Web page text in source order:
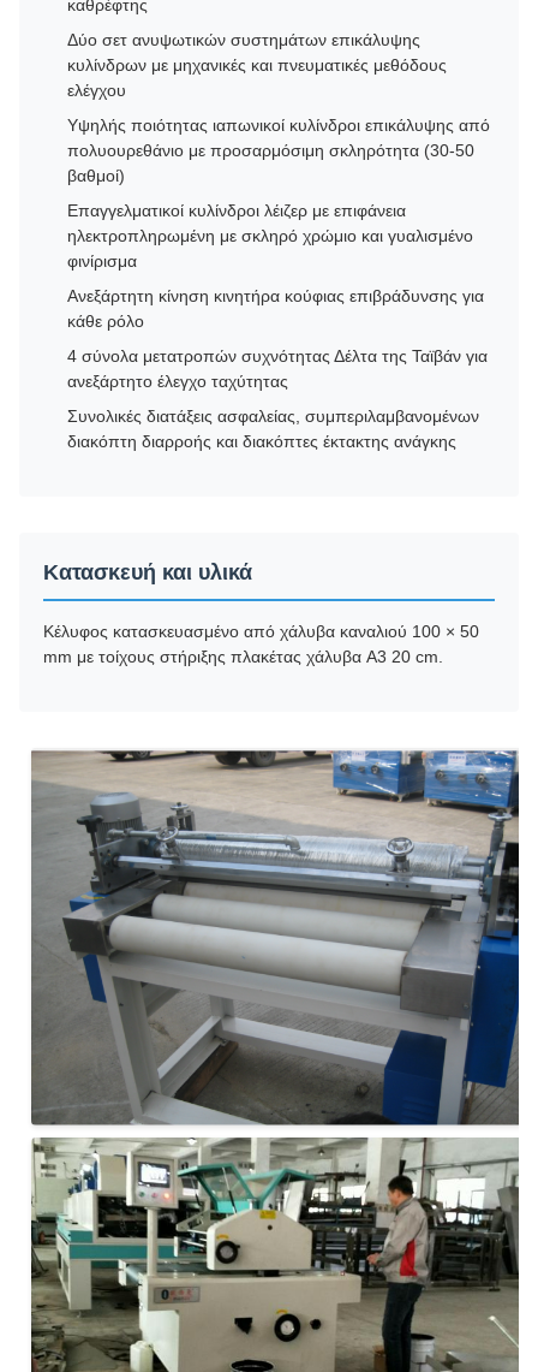
καθρέφτης
Δύο σετ ανυψωτικών συστημάτων επικάλυψης
κυλίνδρων με μηχανικές και πνευματικές μεθόδους
ελέγχου
Υψηλής ποιότητας ιαπωνικοί κυλίνδροι επικάλυψης από
πολυουρεθάνιο με προσαρμόσιμη σκληρότητα (30-50
βαθμοί)
Επαγγελματικοί κυλίνδροι λέιζερ με επιφάνεια
ηλεκτροπληρωμένη με σκληρό χρώμιο και γυαλισμένο
φινίρισμα
Ανεξάρτητη κίνηση κινητήρα κούφιας επιβράδυνσης για
κάθε ρόλο
4 σύνολα μετατροπών συχνότητας Δέλτα της Ταϊβάν για
ανεξάρτητο έλεγχο ταχύτητας
Συνολικές διατάξεις ασφαλείας, συμπεριλαμβανομένων
διακόπτη διαρροής και διακόπτες έκτακτης ανάγκης
Κατασκευή και υλικά
Κέλυφος κατασκευασμένο από χάλυβα καναλιού 100 × 50
mm με τοίχους στήριξης πλακέτας χάλυβα A3 20 cm.